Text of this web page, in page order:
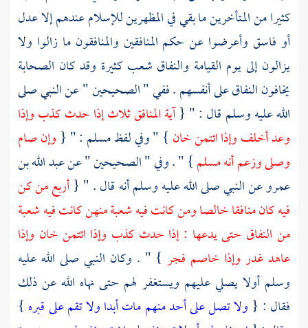
كثيرا من المتأخرين ما بقي في المظهرين للإسلام عندهم إلا عدل
أو فاسق وأعرضوا عن حكم المنافقين والمنافقون ما زالوا ولا
يزالون إلى يوم القيامة والنفاق شعب كثيرة وقد كان الصحابة
يخافون النفاق على أنفسهم . ففي " الصحيحين " عن النبي صلى
الله عليه وسلم قال : " {آية المنافق ثلاث إذا حدث كذب وإذا
وعد أخلف وإذا ائتمن خان } " وفي لفظمسلم : " { وإن صام
وصلى وزعم أنه مسلم} " . وفي " الصحيحين " عنعبد الله بن
عمروعن النبي صلى الله عليه وسلم أنه قال . " {أربع من كن
فيه كان منافقا خالصا ومن كانت فيه شعبة منهن كانت فيه شعبة
من النفاق حتى يدعها : إذا حدث كذب وإذا ائتمن خان وإذا
عاهد غدر وإذا خاصم فجر } " . وكان النبي صلى الله عليه
وسلم أولا يصلي عليهم ويستغفر لهم حتى نهاه الله عن ذلك
فقال : { ولا تصل على أحد منهم مات أبدا ولا تقم على قبره }